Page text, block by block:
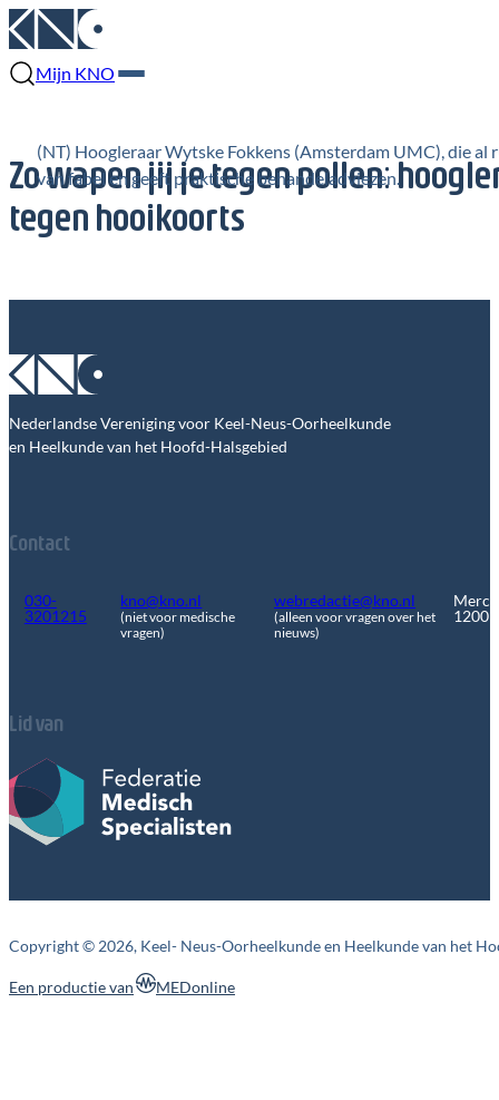
Mijn KNO
Zo wapen jij je tegen pollen:
tegen hooikoorts
(NT) Hoogleraar Wytske Fokkens (Amsterdam UMC), die
van fabel en geeft praktische behandeladviezen.
Nederlandse Vereniging voor Keel-Neus-Oorheelkunde
en Heelkunde van het Hoofd-Halsgebied
Contact
030-
3201215
kno@kno.nl
(niet voor medische
vragen)
webredactie@kno.nl
(alleen voor vragen over het
nieuws)
1200
Lid van
Copyright © 2026, Keel- Neus-Oorheelkunde en Heelkunde van het
MEDonline